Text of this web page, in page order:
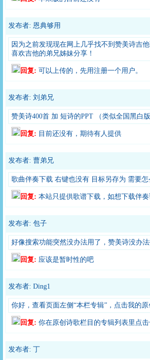
发布者: 恩典够用
因为之前发现现在网上几乎找不到赞美诗吉
喜欢吉他的弟兄姊妹分享！
回复: 可以上传的，先用注册一个用户。
发布者: 刘弟兄
赞美诗400首 加 短诗的PPT （类似全国黑白
回复: 目前还没有，期待有人提供
发布者: 曹弟兄
歌曲伴奏下载 右键也没有 目标另存为 需要
回复: 本站只提供歌谱下载，如想下载伴
发布者: 包子
好像搜索功能突然没办法用了，赞美诗没办
回复: 应该是暂时性的吧
发布者: Ding1
你好，查看页面左侧“本栏专辑”，点击我的
回复: 你在原创诗歌栏目的专辑列表里点
发布者: 丁